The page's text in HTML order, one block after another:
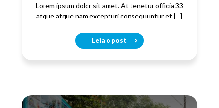
Lorem ipsum dolor sit amet. At tenetur officia 33
atque atque nam excepturi consequuntur et […]
Leia o post